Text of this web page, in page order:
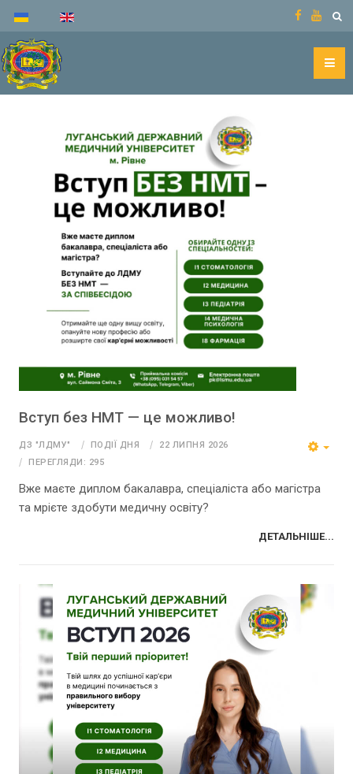
Вступ без НМТ — це можливо!
ДЗ "ЛДМУ" ПОДІЇ ДНЯ
22 ЛИПНЯ 2026
ПЕРЕГЛЯДИ: 295
Вже маєте диплом бакалавра, спеціаліста або магістра
та мрієте здобути медичну освіту?
ДЕТАЛЬНІШЕ...